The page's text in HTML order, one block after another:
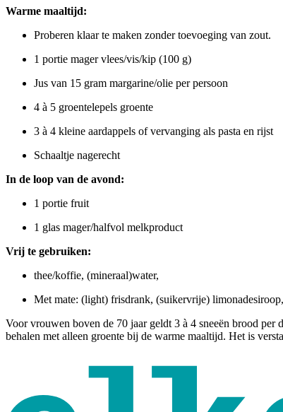
Warme maaltijd:
Proberen klaar te maken zonder toevoeging van zout.
1 portie mager vlees/vis/kip (100 g)
Jus van 15 gram margarine/olie per persoon
4 à 5 groentelepels groente
3 à 4 kleine aardappels of vervanging als pasta en rijst
Schaaltje
In de loop van de avond:
1 portie
1 glas mager/halfvol melkproduct
Vrij te gebruiken:
thee/koffie, (mineraal)water,
Met mate: (light) frisdrank, (suikervrije)
Voor vrouwen boven de 70 jaar geldt 3 à 4 sneeën brood
behalen met alleen groente bij de warme maaltijd. Het is